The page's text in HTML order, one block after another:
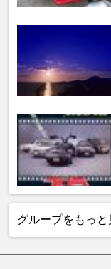
グループをもっと